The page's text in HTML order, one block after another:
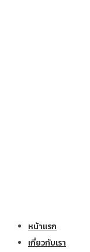
หน้าแรก
เกี่ยวกับเรา